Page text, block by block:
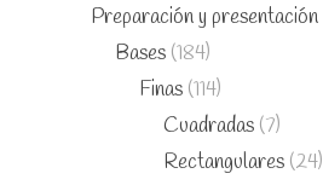
Preparación y presentación
Bases (184)
Finas (114)
Cuadradas (7)
Rectangulares (24)